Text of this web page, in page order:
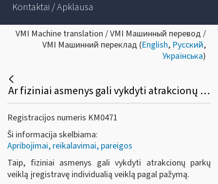
Kontaktai / Apklausa
VMI Machine translation / VMI Машинный перевод /
VMI Машинний переклад (English, Русский,
Українська)
Ar fiziniai asmenys gali vykdyti atrakcionų parkų veiklą neįsteigę juridinio asmens?
Registracijos numeris KM0471
Ši informacija skelbiama:
Apribojimai, reikalavimai, pareigos
Taip, fiziniai asmenys gali vykdyti atrakcionų parkų
veiklą įregistravę individualią veiklą pagal pažymą.